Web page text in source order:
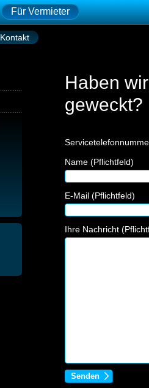
Für Vermieter
Kontakt
Haben
Name (Pflichtfeld)
E-Mail (Pflichtfeld)
Ihre Nachricht